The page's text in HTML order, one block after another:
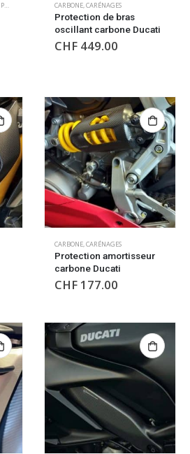
PROTECTIONS DE CHUTE MOTEUR CARBONE,CARÉNAGES
Protection de bras
oscillant carbone Ducati
CHF 449.00
CARBONE,CARÉNAGES
Protection amortisseur
carbone Ducati
CHF 177.00